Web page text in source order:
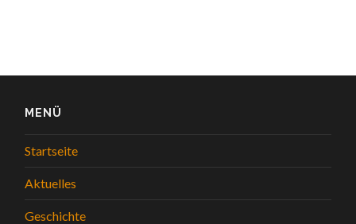
MENÜ
Startseite
Aktuelles
Geschichte